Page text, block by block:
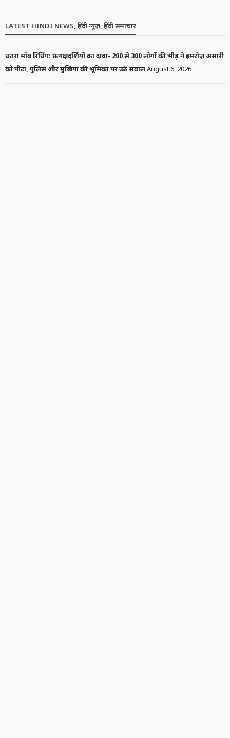
LATEST HINDI NEWS, हिंदी न्यूज़, हिंदी समाचार
चतरा मॉब लिंचिंग: प्रत्यक्षदर्शियों का दावा- 200 से 300 लोगों की भीड़ ने इमरोज़ अंसारी
को पीटा, पुलिस और मुखिया की भूमिका पर उठे सवालAugust 6, 2026